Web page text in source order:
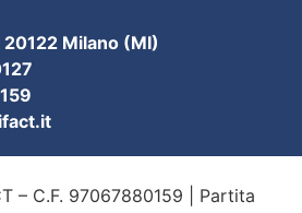
20122 Milano (MI)
– C.F. 97067880159 | Partita